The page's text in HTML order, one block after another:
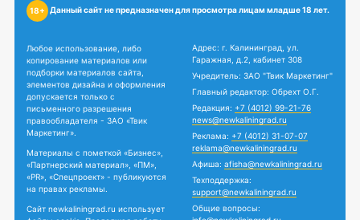
18+ Данный сайт не предназначен для просмотра лицам младше 18 лет.
Любое использование, либо
копирование материалов или
подборки материалов сайта,
элементов дизайна и оформления
допускается только с
письменного разрешения
правообладателя - ЗАО «Твик
Маркетинг».
Материалы с пометкой «Бизнес»,
«Партнерский материал», «ПМ»,
«PR», «Спецпроект» - публикуются
на правах рекламы.
Сайт newkaliningrad.ru использует
Адрес: г. Калининград, ул.
Гаражная, д.2, кабинет 308
Учредитель: ЗАО "Твик Маркетинг"
Главный редактор: Обрехт О.Г.
Редакция: +7 (4012) 99-21-76
news@newkaliningrad.ru
Реклама: +7 (4012) 31-07-07
reklama@newkaliningrad.ru
Афиша: afisha@newkaliningrad.ru
Техподдержка:
support@newkaliningrad.ru
Общие вопросы: